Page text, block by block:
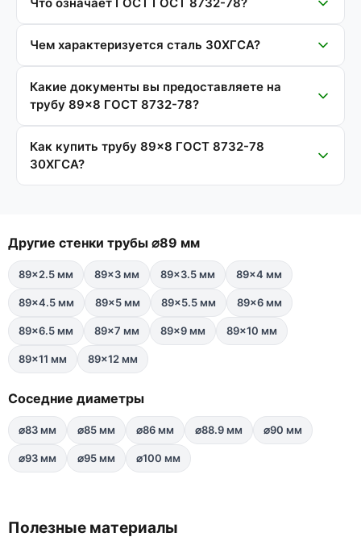
Чем характеризуется сталь 30ХГСА?
Какие документы вы предоставляете на
трубу 89×8 ГОСТ 8732-78?
Как купить трубу 89×8 ГОСТ 8732-78
30ХГСА?
Другие стенки трубы ⌀89 мм
89×2.5 мм 89×3 мм 89×3.5 мм 89×4 мм
89×4.5 мм 89×5 мм 89×5.5 мм 89×6 мм
89×6.5 мм 89×7 мм 89×9 мм 89×10 мм
89×11 мм 89×12 мм
Соседние диаметры
⌀83 мм ⌀85 мм ⌀86 мм ⌀88.9 мм ⌀90 мм
⌀93 мм ⌀95 мм ⌀100 мм
Полезные материалы